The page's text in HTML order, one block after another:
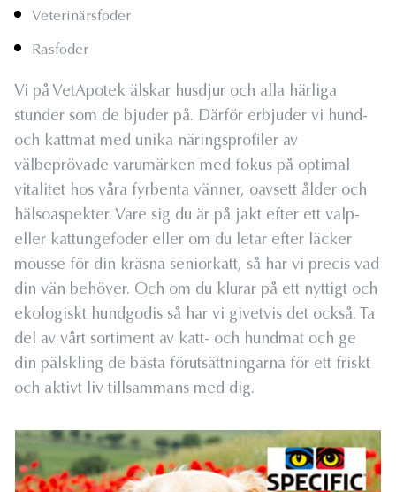
Veterinärsfoder
Rasfoder
Vi på VetApotek älskar husdjur och alla härliga
stunder som de bjuder på. Därför erbjuder vi hund-
och kattmat med unika näringsprofiler av
välbeprövade varumärken med fokus på optimal
vitalitet hos våra fyrbenta vänner, oavsett ålder och
hälsoaspekter. Vare sig du är på jakt efter ett valp-
eller kattungefoder eller om du letar efter läcker
mousse för din kräsna seniorkatt, så har vi precis vad
din vän behöver. Och om du klurar på ett nyttigt och
ekologiskt hundgodis så har vi givetvis det också. Ta
del av vårt sortiment av katt- och hundmat och ge
din pälskling de bästa förutsättningarna för ett friskt
och aktivt liv tillsammans med dig.